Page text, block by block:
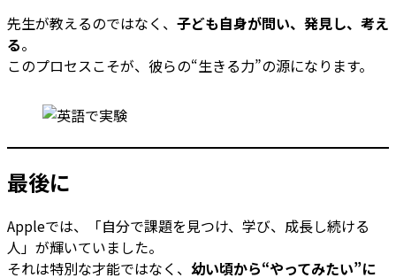
先生が教えるのではなく、 子ども自身が問い、発見し、考え
る。
このプロセスこそが、彼らの“生きる力”の源になります。
最後に
Appleでは、「自分で課題を見つけ、学び、成長し続ける
人」が輝いていました。
それは特別な才能ではなく、 幼い頃から“やってみたい”に